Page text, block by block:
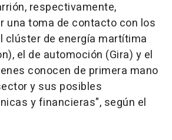
respectivamente,
una toma de contacto con los
clúster de energía martítima
el de automoción (Gira) y el
conocen de primera mano
y sus posibles
y financieras", según el